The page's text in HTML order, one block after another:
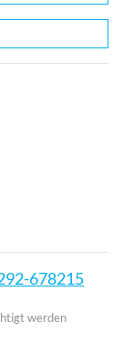
678215
werden